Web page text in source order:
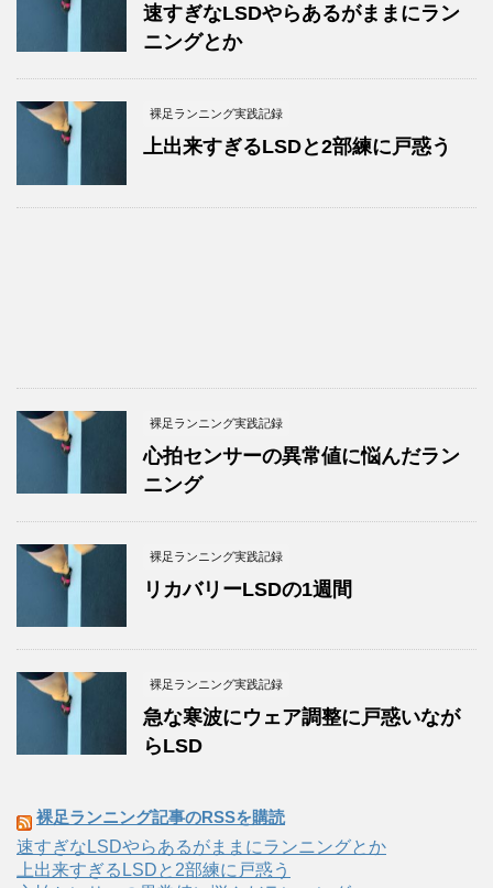
速すぎなLSDやらあるがままにラン
ニングとか
裸足ランニング実践記録
上出来すぎるLSDと2部練に戸惑う
裸足ランニング実践記録
心拍センサーの異常値に悩んだラン
ニング
裸足ランニング実践記録
リカバリーLSDの1週間
裸足ランニング実践記録
急な寒波にウェア調整に戸惑いなが
らLSD
裸足ランニング記事のRSSを購読
速すぎなLSDやらあるがままにランニングとか
上出来すぎるLSDと2部練に戸惑う